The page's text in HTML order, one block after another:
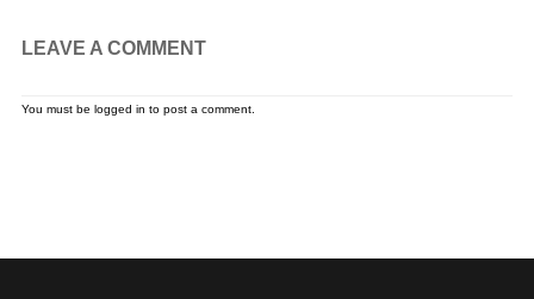
LEAVE A COMMENT
You must be logged in to post a comment.